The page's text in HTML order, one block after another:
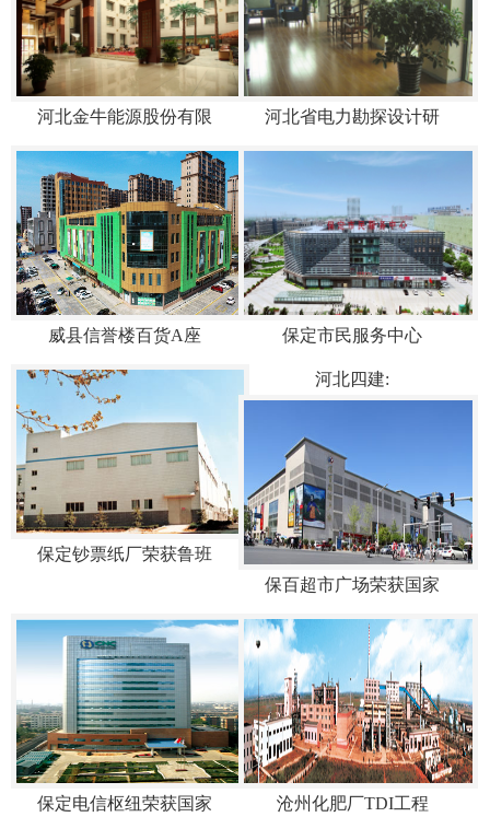
河北金牛能源股份有限 河北省电力勘探设计研
威县信誉楼百货A座 保定市民服务中心
保定钞票纸厂荣获鲁班
河北四建:
保百超市广场荣获国家
保定电信枢纽荣获国家 沧州化肥厂TDI工程